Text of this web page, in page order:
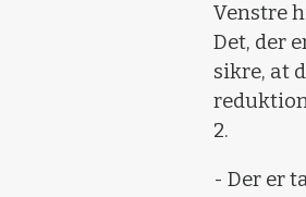
Venstre
Det, der
sikre, at
2.
- Der er